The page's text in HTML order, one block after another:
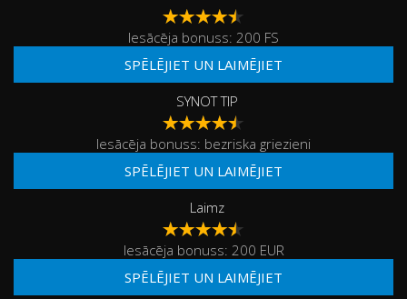
Iesācēja bonuss: 200 FS
SPĒLĒJIET UN LAIMĒJIET
SYNOT TIP
Iesācēja bonuss: bezriska griezieni
SPĒLĒJIET UN LAIMĒJIET
Laimz
Iesācēja bonuss: 200 EUR
SPĒLĒJIET UN LAIMĒJIET